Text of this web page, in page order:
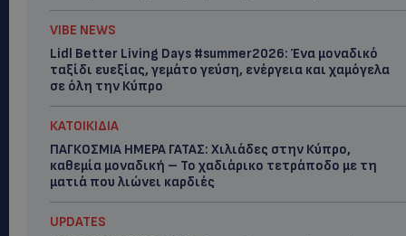
VIBE NEWS
Lidl Better Living Days #summer2026: Ένα μοναδικό
ταξίδι ευεξίας, γεμάτο γεύση, ενέργεια και χαμόγελα
σε όλη την Κύπρο
ΚΑΤΟΙΚΙΔΙΑ
ΠΑΓΚΟΣΜΙΑ ΗΜΕΡΑ ΓΑΤΑΣ: Χιλιάδες στην Κύπρο,
καθεμία μοναδική – Το χαδιάρικο τετράποδο με τη
ματιά που λιώνει καρδιές
UPDATES